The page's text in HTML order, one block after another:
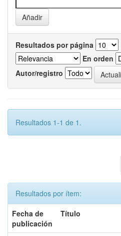
Resultados por página
En orden
Autor/registro
Resultados 1-1 de 1.
Resultados por ítem:
Fecha de
publicación
Título